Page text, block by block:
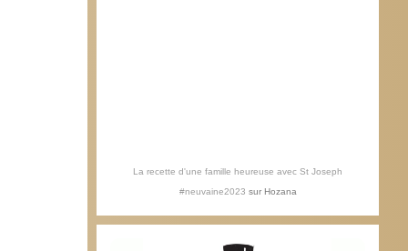
La recette d'une famille heureuse avec St Joseph
#neuvaine2023 sur Hozana